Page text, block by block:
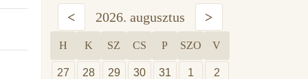
< 2026. augusztus >
H K SZ CS P SZO V
27 28 29 30 31 1 2